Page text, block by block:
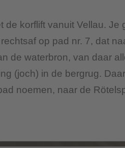
korflift vanuit Vellau. Je
op pad nr. 7, dat
de waterbron, van daar
(joch) in de bergrug.
noemen, naar de